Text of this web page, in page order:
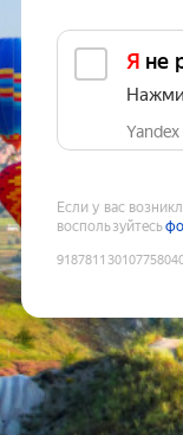
Я
Если у вас
воспользуйтесь